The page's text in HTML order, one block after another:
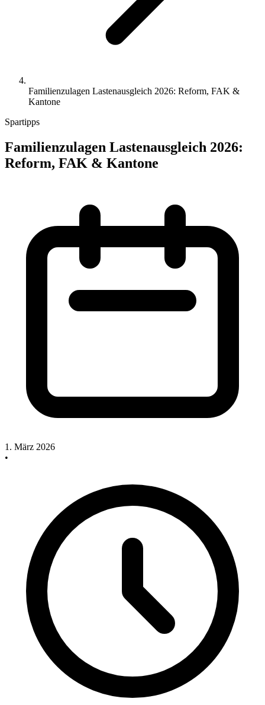
Familienzulagen Lastenausgleich 2026: Reform, FAK &
Kantone
Spartipps
Familienzulagen Lastenausgleich 2026:
Reform, FAK & Kantone
1. März 2026
•